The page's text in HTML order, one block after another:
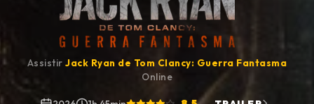
AssistirJack Ryan de Tom Clancy: Guerra Fantasma
Online